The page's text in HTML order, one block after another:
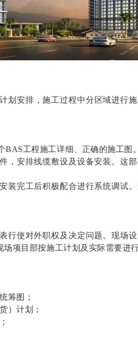
划安排，施工过程中分区域进行
工程施工详细、正确的施工图。
，安排线缆敷设及设备安装。这
装完工后积极配合进行系统调试。
行使对外职权及决定问题。现场设
项目部按施工计划及实际需要进
筹图；
）计划；